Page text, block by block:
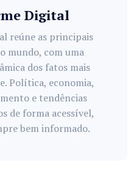
Digital
reúne as principais
mundo, com uma
dos fatos mais
Política, economia,
e tendências
de forma acessível,
bem informado.